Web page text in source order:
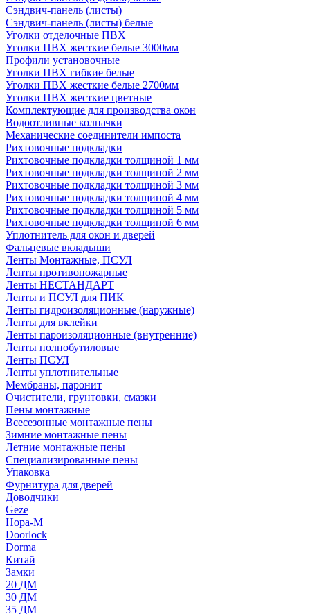
Сэндвич-панель (листы)
Сэндвич-панель (листы) белые
Уголки отделочные ПВХ
Уголки ПВХ жесткие белые 3000мм
Профили установочные
Уголки ПВХ гибкие белые
Уголки ПВХ жесткие белые 2700мм
Уголки ПВХ жесткие цветные
Комплектующие для производства окон
Водоотливные колпачки
Механические соединители импоста
Рихтовочные подкладки
Рихтовочные подкладки толщиной 1 мм
Рихтовочные подкладки толщиной 2 мм
Рихтовочные подкладки толщиной 3 мм
Рихтовочные подкладки толщиной 4 мм
Рихтовочные подкладки толщиной 5 мм
Рихтовочные подкладки толщиной 6 мм
Уплотнитель для окон и дверей
Фальцевые вкладыши
Ленты Монтажные, ПСУЛ
Ленты противопожарные
Ленты НЕСТАНДАРТ
Ленты и ПСУЛ для ПИК
Ленты гидроизоляционные (наружные)
Ленты для вклейки
Ленты пароизоляционные (внутренние)
Ленты полнобутиловые
Ленты ПСУЛ
Ленты уплотнительные
Мембраны, паронит
Очистители, грунтовки, смазки
Пены монтажные
Всесезонные монтажные пены
Зимние монтажные пены
Летние монтажные пены
Специализированные пены
Упаковка
Фурнитура для дверей
Доводчики
Geze
Нора-М
Doorlock
Dorma
Китай
Замки
20 ДМ
30 ДМ
35 ДМ